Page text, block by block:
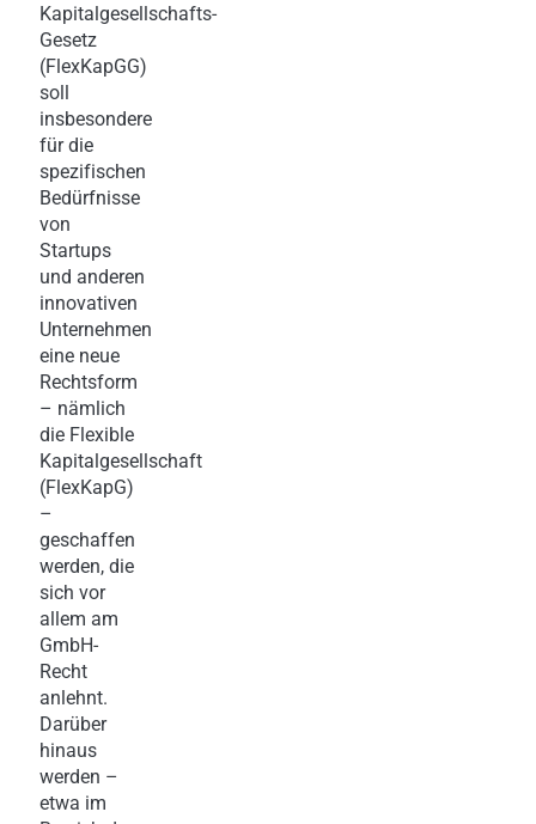
Kapitalgesellschafts-
Gesetz
(FlexKapGG)
soll
insbesondere
für die
spezifischen
Bedürfnisse
von
Startups
und anderen
innovativen
Unternehmen
eine neue
Rechtsform
– nämlich
die Flexible
Kapitalgesellschaft
(FlexKapG)
–
geschaffen
werden, die
sich vor
allem am
GmbH-
Recht
anlehnt.
Darüber
hinaus
werden –
etwa im